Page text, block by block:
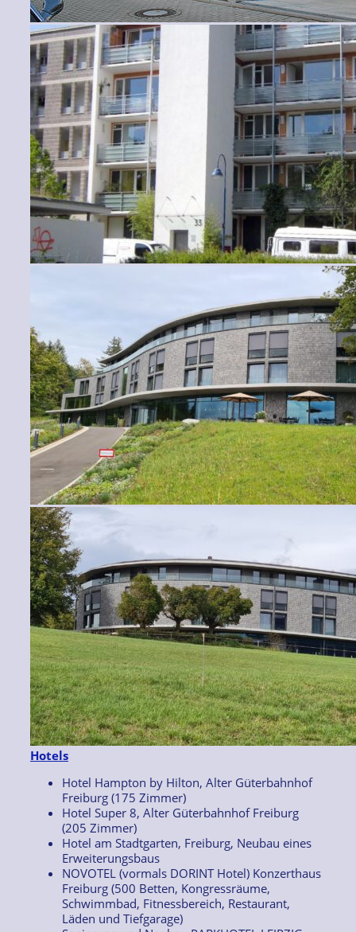
Hotels
Hotel Hampton by Hilton, Alter Güterbahnhof
Freiburg (175 Zimmer)
Hotel Super 8, Alter Güterbahnhof Freiburg
(205 Zimmer)
Hotel am Stadtgarten, Freiburg, Neubau eines
Erweiterungsbaus
NOVOTEL (vormals DORINT Hotel) Konzerthaus
Freiburg (500 Betten, Kongressräume,
Schwimmbad, Fitnessbereich, Restaurant,
Läden und Tiefgarage)